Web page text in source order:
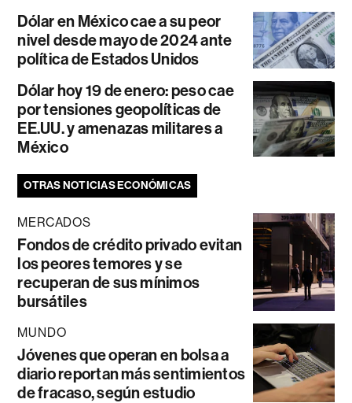
Dólar en México cae a su peor
nivel desde mayo de 2024 ante
política de Estados Unidos
Dólar hoy 19 de enero: peso cae
por tensiones geopolíticas de
EE.UU. y amenazas militares a
México
OTRAS NOTICIAS ECONÓMICAS
MERCADOS
Fondos de crédito privado evitan
los peores temores y se
recuperan de sus mínimos
bursátiles
MUNDO
Jóvenes que operan en bolsa a
diario reportan más sentimientos
de fracaso, según estudio